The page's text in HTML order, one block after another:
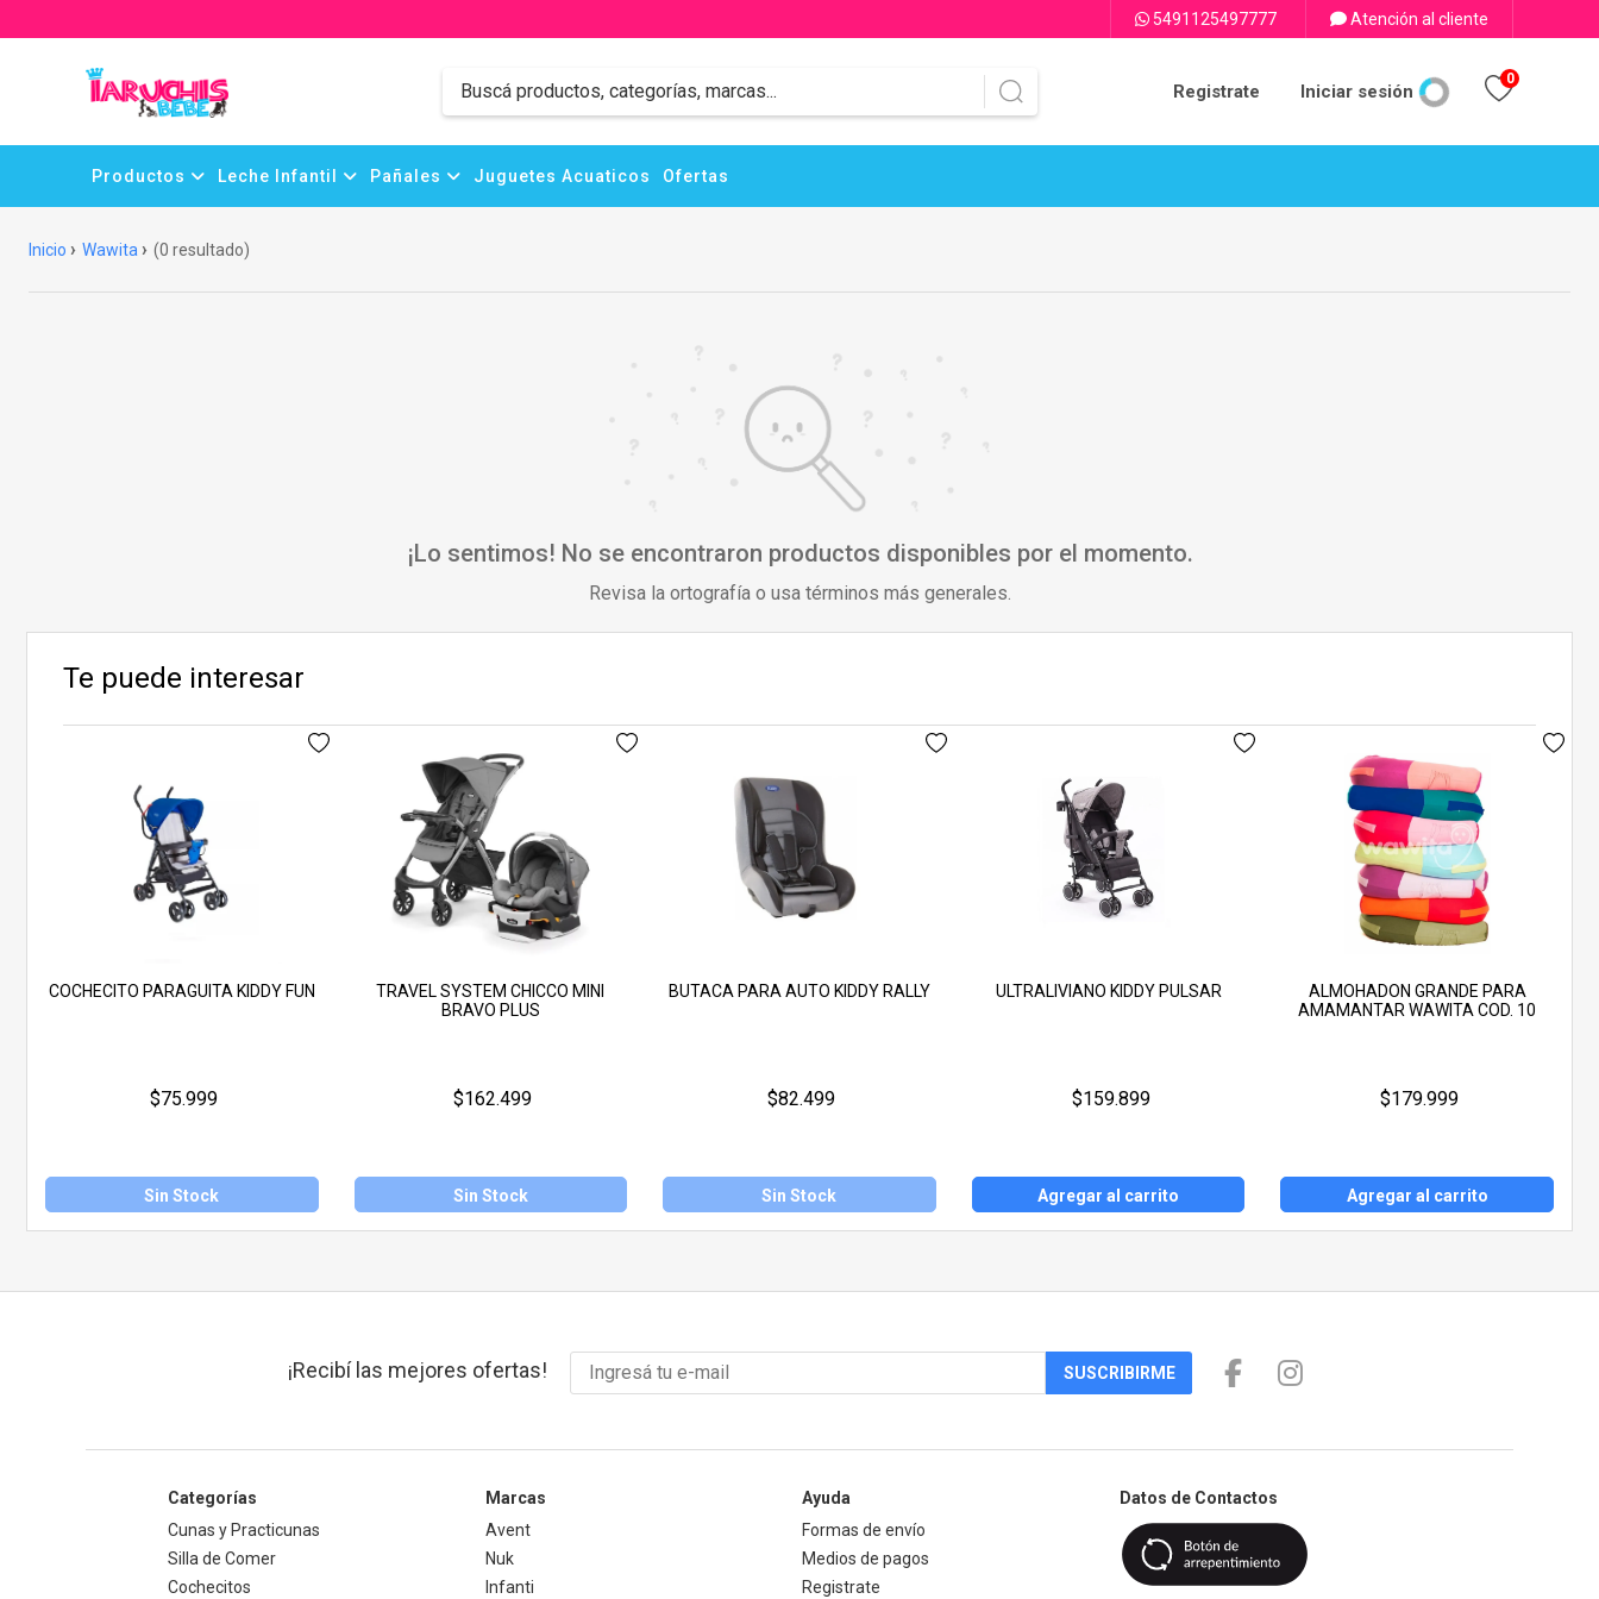
5491125497777 Atención al cliente
Registrate Iniciar sesión
0
Productos Leche Infantil Pañales Juguetes Acuaticos Ofertas
Inicio Wawita (0 resultado)
¡Lo sentimos! No se encontraron productos disponibles por el momento.
Revisa la ortografía o usa términos más generales.
Te puede interesar
COCHECITO PARAGUITA KIDDY FUN
$75.999
Sin Stock
TRAVEL SYSTEM CHICCO MINI
BRAVO PLUS
$162.499
Sin Stock
BUTACA PARA AUTO KIDDY RALLY
$82.499
Sin Stock
ULTRALIVIANO KIDDY PULSAR
$159.899
Agregar al carrito
ALMOHADON GRANDE PARA
AMAMANTAR WAWITA COD. 10
$179.999
Agregar al carrito
¡Recibí las mejores ofertas! SUSCRIBIRME
Categorías
Cunas y Practicunas
Silla de Comer
Cochecitos
Marcas
Avent
Nuk
Infanti
Ayuda
Formas de envío
Medios de pagos
Registrate
Datos de Contactos